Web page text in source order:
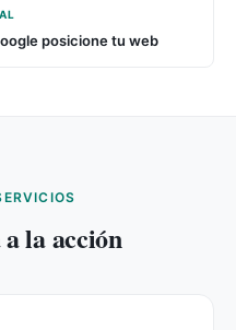
posicione tu web
la acción